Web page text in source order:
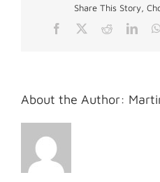
Share This Story,
Facebook
Reddit
About the Author: